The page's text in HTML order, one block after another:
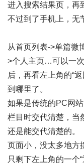
进入搜索结果页，再
不过到了手机上，无
从首页列表->单篇微
>个人主页…可以一
后，再看左上角的“
到哪里了。
如果是传统的PC网
栏目时交代清楚，当
还是能交代清楚的。
页面小，没太多地方
只剩下左上角的一个